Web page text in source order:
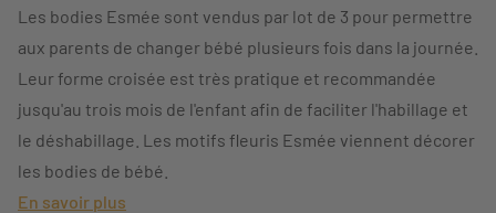
Les bodies Esmée sont vendus par lot de 3 pour permettre
aux parents de changer bébé plusieurs fois dans la journée.
Leur forme croisée est très pratique et recommandée
jusqu'au trois mois de l'enfant afin de faciliter l'habillage et
le déshabillage. Les motifs fleuris Esmée viennent décorer
les bodies de bébé.
En savoir plus